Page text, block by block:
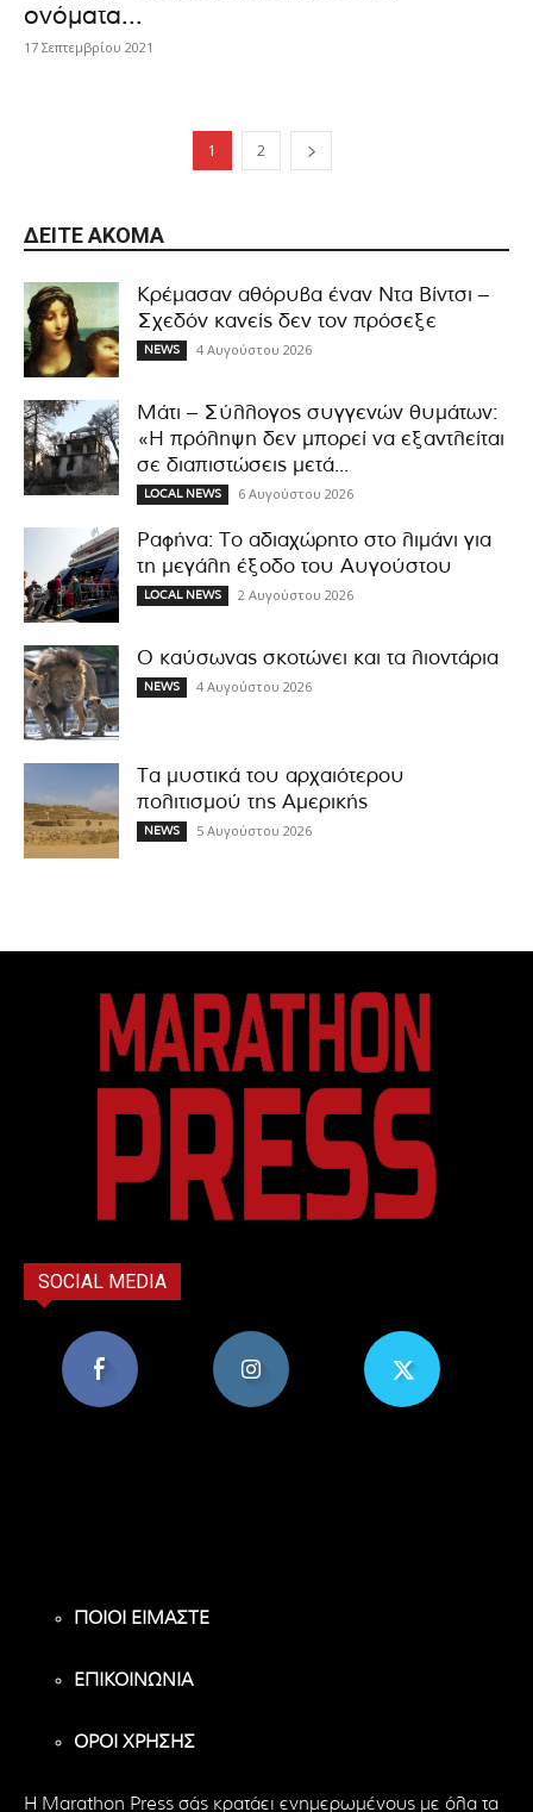
ονόματα...
17 Σεπτεμβρίου 2021
1 2
ΔΕΊΤΕ ΑΚΌΜΑ
Κρέμασαν αθόρυβα έναν Ντα Βίντσι –
Σχεδόν κανείς δεν τον πρόσεξε
NEWS 4 Αυγούστου 2026
Μάτι – Σύλλογος συγγενών θυμάτων:
«Η πρόληψη δεν μπορεί να εξαντλείται
σε διαπιστώσεις μετά...
LOCAL NEWS 6 Αυγούστου 2026
Ραφήνα: Το αδιαχώρητο στο λιμάνι για
τη μεγάλη έξοδο του Αυγούστου
LOCAL NEWS 2 Αυγούστου 2026
Ο καύσωνας σκοτώνει και τα λιοντάρια
NEWS 4 Αυγούστου 2026
Τα μυστικά του αρχαιότερου
πολιτισμού της Αμερικής
NEWS 5 Αυγούστου 2026
SOCIAL MEDIA
ΠΟΙΟΙ ΕΙΜΑΣΤΕ
ΕΠΙΚΟΙΝΩΝΙΑ
ΟΡΟΙ ΧΡΗΣΗΣ
H Marathon Press σάς κρατάει ενημερωμένους με όλα τα